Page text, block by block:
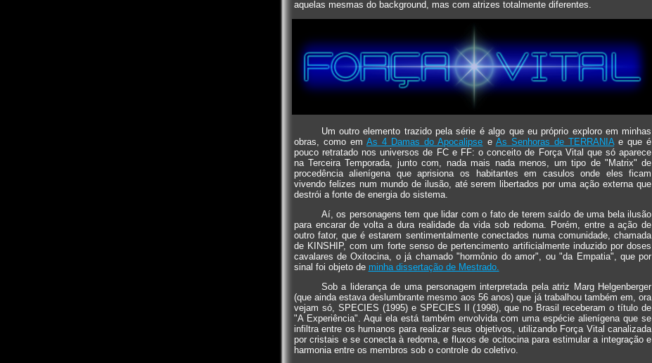
aquelas mesmas do background, mas com atrizes totalmente diferentes.
Um outro elemento trazido pela série é algo que eu próprio exploro em minhas
obras, como em As 4 Damas do Apocalipse e As Senhoras de TERRANIA e que é
pouco retratado nos universos de FC e FF: o conceito de Força Vital que só aparece
na Terceira Temporada, junto com, nada mais nada menos, um tipo de "Matrix" de
procedência alienígena que aprisiona os habitantes em casulos onde eles ficam
vivendo felizes num mundo de ilusão, até serem libertados por uma ação externa que
destrói a fonte de energia do sistema.
Aí, os personagens tem que lidar com o fato de terem saído de uma bela ilusão
para encarar de volta a dura realidade da vida sob redoma. Porém, entre a ação de
outro fator, que é estarem sentimentalmente conectados numa comunidade, chamada
de KINSHIP, com um forte senso de pertencimento artificialmente induzido por doses
cavalares de Oxitocina, o já chamado "hormônio do amor", ou "da Empatia", que por
sinal foi objeto de minha dissertação de Mestrado.
Sob a liderança de uma personagem interpretada pela atriz Marg Helgenberger
(que ainda estava deslumbrante mesmo aos 56 anos) que já trabalhou também em, ora
vejam só, SPECIES (1995) e SPECIES II (1998), que no Brasil receberam o título de
"A Experiência". Aqui ela está também envolvida com uma espécie alienígena que se
infiltra entre os humanos para realizar seus objetivos, utilizando Força Vital canalizada
por cristais e se conecta à redoma, e fluxos de ocitocina para estimular a integração e
harmonia entre os membros sob o controle do coletivo.